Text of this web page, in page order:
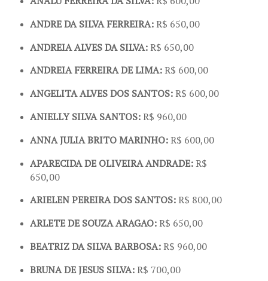
ANDRE DA SILVA FERREIRA:R$ 650,00
ANDREIA ALVES DA SILVA:R$ 650,00
ANDREIA FERREIRA DE LIMA:R$ 600,00
ANGELITA ALVES DOS SANTOS:R$ 600,00
ANIELLY SILVA SANTOS:R$ 960,00
ANNA JULIA BRITO MARINHO:R$ 600,00
APARECIDA DE OLIVEIRA ANDRADE:R$
650,00
ARIELEN PEREIRA DOS SANTOS:R$ 800,00
ARLETE DE SOUZA ARAGAO:R$ 650,00
BEATRIZ DA SILVA BARBOSA:R$ 960,00
BRUNA DE JESUS SILVA:R$ 700,00